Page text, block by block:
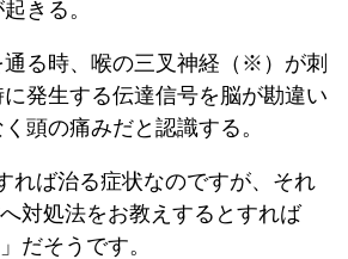
きる。
る時、喉の三叉神経（※）が刺
発生する伝達信号を脳が勘違い
頭の痛みだと認識する。
れば治る症状なのですが、それ
対処法をお教えするとすれば
だそうです。